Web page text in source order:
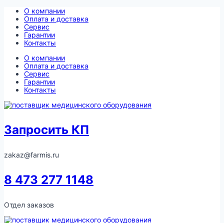
Перейти
содержимому
О компании
Оплата и доставка
Сервис
Гарантии
Контакты
О компании
Оплата и доставка
Сервис
Гарантии
Контакты
Запросить КП
zakaz@farmis.ru
8 473 277 1148
Отдел заказов